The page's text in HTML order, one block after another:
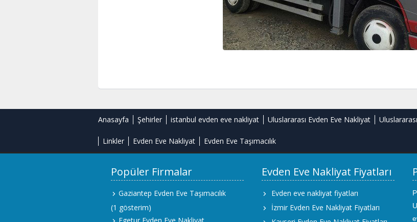
Anasayfa Şehirler istanbul evden eve nakliyat Uluslararası Evden Eve Nakliyat
Linkler Evden Eve Nakliyat Evden Eve Taşımacılık
Popüler Firmalar
Gaziantep Evden Eve Taşımacılık
(1 gösterim)
Evden Eve Nakliyat Fiyatları
Evden eve nakliyat fiyatları
İzmir Evden Eve Nakliyat Fiyatları